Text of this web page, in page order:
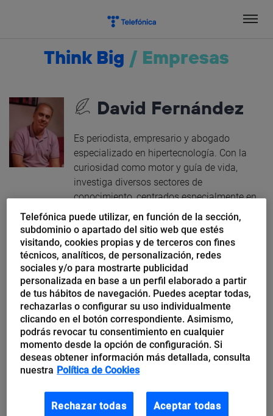
Think Big / Empresas
David Fernández
Es periodista, empresario y abogado
especializado en hipertecnología. Con la
curiosidad como motor y guía de vida,
investiga diversos sectores de
conocimiento, centrados especialmente en
la tecnología y en Internet. Como periodista,
colabora en diversos medios nacionales
desde los años 90.
Telefónica puede utilizar, en función de la sección,
subdominio o apartado del sitio web que estés
visitando, cookies propias y de terceros con fines
técnicos, analíticos, de personalización, redes
sociales y/o para mostrarte publicidad
personalizada en base a un perfil elaborado a partir
de tus hábitos de navegación. Puedes aceptar todas,
rechazarlas o configurar su uso individualmente
clicando en el botón correspondiente. Asimismo,
podrás revocar tu consentimiento en cualquier
momento desde la opción de configuración. Si
deseas obtener información más detallada, consulta
nuestra Política de Cookies
Rechazar todas Aceptar todas